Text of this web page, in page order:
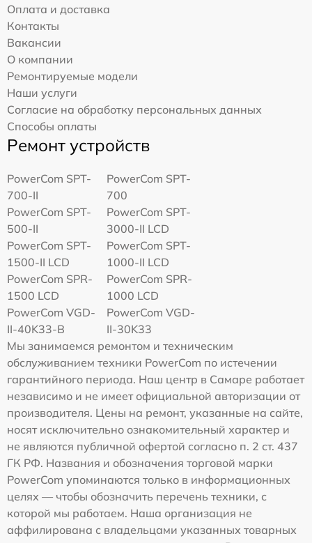
Оплата и доставка
Контакты
Вакансии
О компании
Ремонтируемые модели
Наши услуги
Согласие на обработку персональных данных
Способы оплаты
Ремонт устройств
PowerCom SPT-
700-II
PowerCom SPT-
700
PowerCom SPT-
500-II
PowerCom SPT-
3000-II LCD
PowerCom SPT-
1500-II LCD
PowerCom SPT-
1000-II LCD
PowerCom SPR-
1500 LCD
PowerCom SPR-
1000 LCD
PowerCom VGD-
II-40K33-B
PowerCom VGD-
II-30K33
Мы занимаемся ремонтом и техническим
обслуживанием техники PowerCom по истечении
гарантийного периода. Наш центр в Самаре работает
независимо и не имеет официальной авторизации от
производителя. Цены на ремонт, указанные на сайте,
носят исключительно ознакомительный характер и
не являются публичной офертой согласно п. 2 ст. 437
ГК РФ. Названия и обозначения торговой марки
PowerCom упоминаются только в информационных
целях — чтобы обозначить перечень техники, с
которой мы работаем. Наша организация не
аффилирована с владельцами указанных товарных